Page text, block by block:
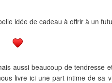
idée de cadeau à offrir à un
aussi beaucoup de tendresse
livre ici une part intime de sa